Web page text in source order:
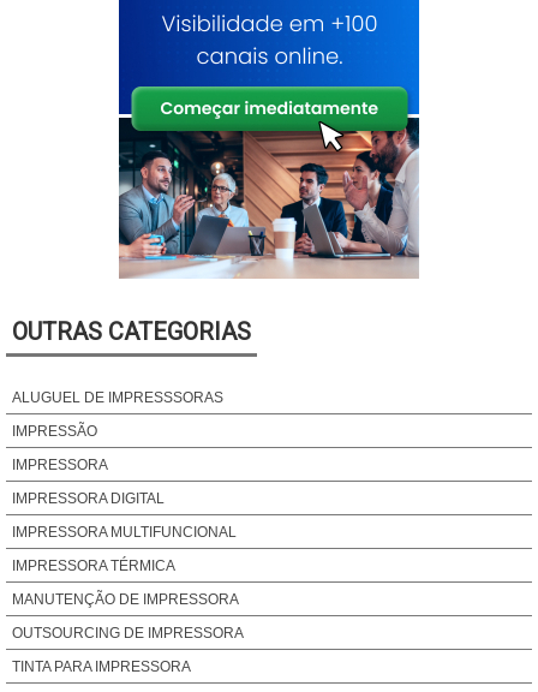
SOLUÇÕES DE OUTSOURCING
SOLUÇÕES PARA IMPRESSÃO
TERCEIRIZAÇÃO DE IMPRESSÃO DIGITAL
TERCEIRIZAÇÃO DE IMPRESSÃO GRÁFICA
TERCEIRIZAÇÃO DE IMPRESSÃO OFFSET
TERCEIRIZAÇÃO DE IMPRESSORAS
VALOR IMPRESSÃO
VALOR IMPRESSAO GRAFICA
OUTRAS CATEGORIAS
ALUGUEL DE IMPRESSSORAS
IMPRESSÃO
IMPRESSORA
IMPRESSORA DIGITAL
IMPRESSORA MULTIFUNCIONAL
IMPRESSORA TÉRMICA
MANUTENÇÃO DE IMPRESSORA
OUTSOURCING DE IMPRESSORA
TINTA PARA IMPRESSORA